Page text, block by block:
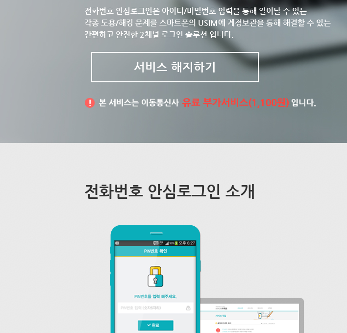
전화번호 안심로그인은 아이디/비밀번호 입력을 통해 일어날 수 있는
각종 도용/해킹 문제를 스마트폰의 USIM에 계정보관을 통해 해결할 수 있는
간편하고 안전한 2채널 로그인 솔루션 입니다.
서비스 해지하기
전화번호 안심로그인 소개